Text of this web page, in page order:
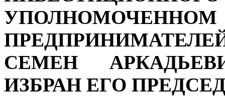
СЕМЕН
ИЗБРАН ЕГО